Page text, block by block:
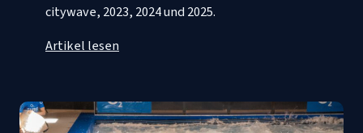
citywave, 2023, 2024 und 2025.
Artikel lesen